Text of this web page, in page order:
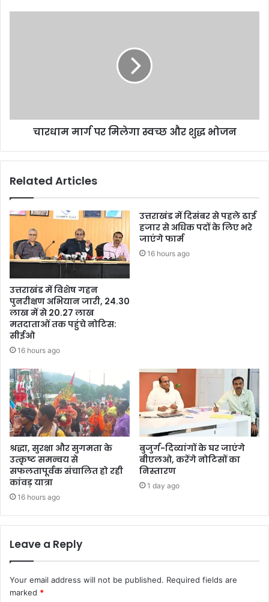
चारधाम मार्ग पर मिलेगा स्वच्छ और शुद्ध भोजन
Related Articles
उत्तराखंड में विशेष गहन
पुनरीक्षण अभियान जारी, 24.30
लाख में से 20.27 लाख
मतदाताओं तक पहुंचे नोटिस:
सीईओ
16 hours ago
उत्तराखंड में दिसंबर से पहले ढाई
हजार से अधिक पदों के लिए भरे
जाएंगे फार्म
16 hours ago
श्रद्धा, सुरक्षा और सुगमता के
उत्कृष्ट समन्वय से
सफलतापूर्वक संचालित हो रही
कांवड़ यात्रा
16 hours ago
बुजुर्ग-दिव्यांगों के घर जाएंगे
बीएलओ, करेंगे नोटिसों का
निस्तारण
1 day ago
Leave a Reply
Your email address will not be published. Required fields are
marked *